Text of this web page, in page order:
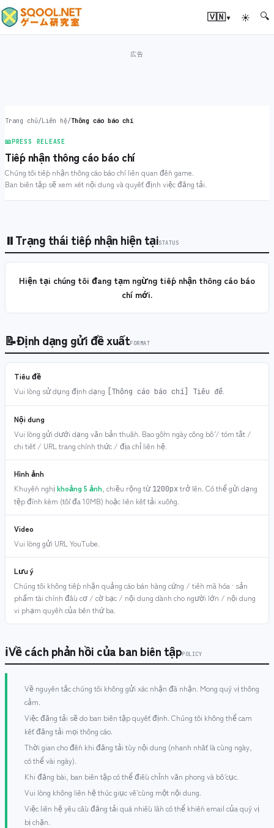
🇻🇳▾ ☀ 🔍
Trang chủ/Liên hệ/Thông cáo báo chí
📧PRESS RELEASE
Tiếp nhận thông cáo báo chí
Chúng tôi tiếp nhận thông cáo báo chí liên quan đến game.
Ban biên tập sẽ xem xét nội dung và quyết định việc đăng tải.
⏸Trạng thái tiếp nhận hiện tạiSTATUS
Hiện tại chúng tôi đang tạm ngừng tiếp nhận thông cáo báo
chí mới.
📝Định dạng gửi đề xuấtFORMAT
Tiêu đề
Vui lòng sử dụng định dạng
[Thông cáo báo chí] Tiêu đề.
Nội dung
Vui lòng gửi dưới dạng văn bản thuần. Bao gồm ngày công bố / tóm tắt /
chi tiết / URL trang chính thức / địa chỉ liên hệ.
Hình ảnh
Khuyến nghị khoảng 5 ảnh, chiều rộng từ1200pxtrở lên. Có thể gửi dạng
tệp đính kèm (tối đa 10MB) hoặc liên kết tải xuống.
Video
Vui lòng gửi URL YouTube.
Lưu ý
Chúng tôi không tiếp nhận quảng cáo bán hàng cứng / tiền mã hóa · sản
phẩm tài chính đầu cơ / cờ bạc / nội dung dành cho người lớn / nội dung
vi phạm quyền của bên thứ ba.
ℹVề cách phản hồi của ban biên tậpPOLICY
Về nguyên tắc chúng tôi không gửi xác nhận đã nhận. Mong quý vị thông
cảm.
Việc đăng tải sẽ do ban biên tập quyết định. Chúng tôi không thể cam
kết đăng tải mọi thông cáo.
Thời gian cho đến khi đăng tải tùy nội dung (nhanh nhất là cùng ngày,
có thể vài ngày).
Khi đăng bài, ban biên tập có thể điều chỉnh văn phong và bố cục.
Vui lòng không liên hệ thúc giục về cùng một nội dung.
Việc liên hệ yêu cầu đăng tải quá nhiều lần có thể khiến email của quý vị
bị chặn.